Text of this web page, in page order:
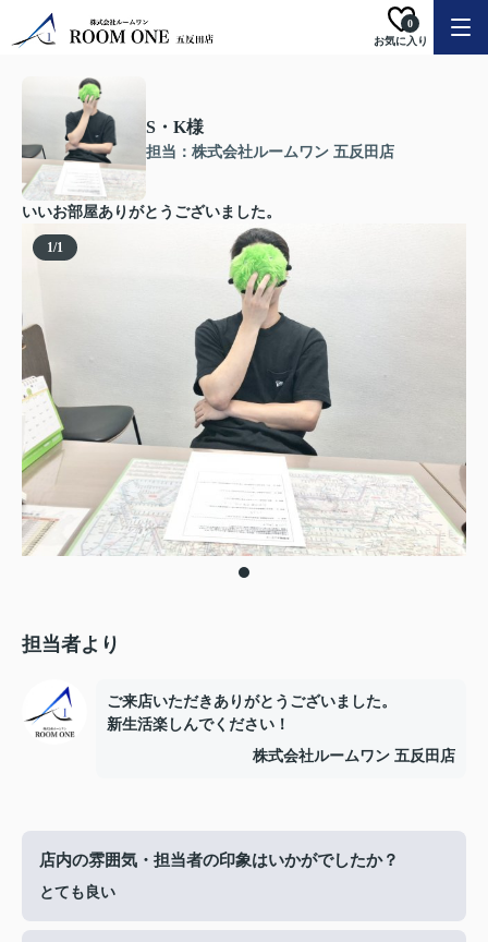
お気に入り
0
S・K様
担当：株式会社ルームワン 五反田店
いいお部屋ありがとうございました。
1/1
担当者より
ご来店いただきありがとうございました。
新生活楽しんでください！
株式会社ルームワン 五反田店
店内の雰囲気・担当者の印象はいかがでしたか？
とても良い